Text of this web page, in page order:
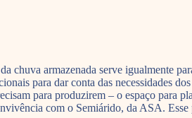
chuva armazenada serve igualmente
para dar conta das necessidades
para produzirem – o espaço para
com o Semiárido, da ASA.